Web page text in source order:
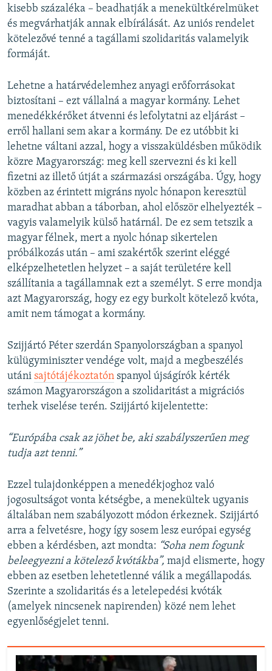
kisebb százaléka – beadhatják a menekültkérelmüket
és megvárhatják annak elbírálását. Az uniós rendelet
kötelezővé tenné a tagállami szolidaritás valamelyik
formáját.
Lehetne a határvédelemhez anyagi erőforrásokat
biztosítani – ezt vállalná a magyar kormány. Lehet
menedékkérőket átvenni és lefolytatni az eljárást –
erről hallani sem akar a kormány. De ez utóbbit ki
lehetne váltani azzal, hogy a visszaküldésben működik
közre Magyarország: meg kell szervezni és ki kell
fizetni az illető útját a származási országába. Úgy, hogy
közben az érintett migráns nyolc hónapon keresztül
maradhat abban a táborban, ahol először elhelyezték –
vagyis valamelyik külső határnál. De ez sem tetszik a
magyar félnek, mert a nyolc hónap sikertelen
próbálkozás után – ami szakértők szerint eléggé
elképzelhetetlen helyzet – a saját területére kell
szállítania a tagállamnak ezt a személyt. S erre mondja
azt Magyarország, hogy ez egy burkolt kötelező kvóta,
amit nem támogat a kormány.
Szijjártó Péter szerdán Spanyolországban a spanyol
külügyminiszter vendége volt, majd a megbeszélés
utáni sajtótájékoztatón spanyol újságírók kérték
számon Magyarországon a szolidaritást a migrációs
terhek viselése terén. Szijjártó kijelentette:
“Európába csak az jöhet be, aki szabályszerűen meg
tudja azt tenni.”
Ezzel tulajdonképpen a menedékjoghoz való
jogosultságot vonta kétségbe, a menekültek ugyanis
általában nem szabályozott módon érkeznek. Szijjártó
arra a felvetésre, hogy így sosem lesz európai egység
ebben a kérdésben, azt mondta: “Soha nem fogunk
beleegyezni a kötelező kvótákba”, majd elismerte, hogy
ebben az esetben lehetetlenné válik a megállapodás.
Szerinte a szolidaritás és a letelepedési kvóták
(amelyek nincsenek napirenden) közé nem lehet
egyenlőségjelet tenni.